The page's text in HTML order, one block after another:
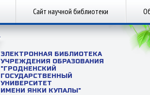
Сайт научной библиотеки
ЭЛЕКТРОННАЯ БИБЛИОТЕКА
УЧРЕЖДЕНИЯ ОБРАЗОВАНИЯ
"ГРОДНЕНСКИЙ
ГОСУДАРСТВЕННЫЙ
УНИВЕРСИТЕТ
ИМЕНИ ЯНКИ КУПАЛЫ"